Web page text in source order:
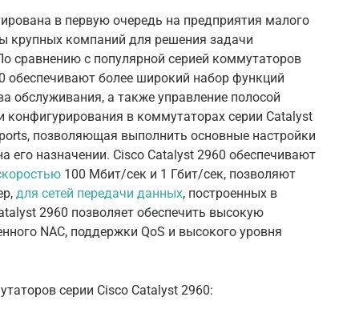
в первую очередь на предприятия малого
крупных компаний для решения задачи
сравнению с популярной серией коммутаторов
обеспечивают более широкий набор функций
обслуживания, а также управление полосой
в коммутаторах серии Catalyst
позволяющая выполнить основные настройки
его назначении. Cisco Catalyst 2960 обеспечивают
100 Мбит/сек и 1 Гбит/сек, позволяют
для сетей передачи данных, построенных в
2960 позволяет обеспечить высокую
NAC, поддержки QoS и высокого уровня
серии Cisco Catalyst 2960: